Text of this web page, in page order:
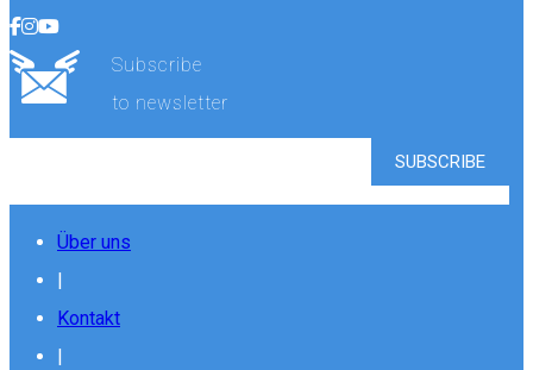
Subscribe
to newsletter
Über uns
|
Kontakt
|